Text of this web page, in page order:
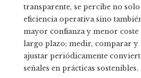
transparente, se percibe no solo
eficiencia operativa sino
mayor confianza y menor coste
largo plazo; medir, comparar y
ajustar periódicamente
señales en prácticas sostenibles.